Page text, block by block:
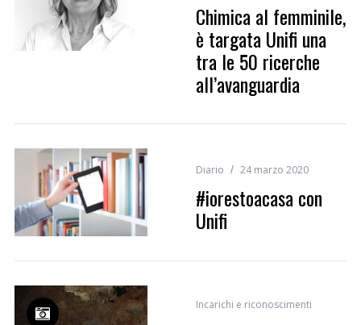
Chimica al femminile,
è targata Unifi una
tra le 50 ricerche
all’avanguardia
Diario 24 marzo 2020
#iorestoacasa con
Unifi
Incarichi e riconoscimenti